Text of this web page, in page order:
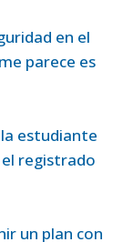
en el
parece es
estudiante
registrado
un plan con